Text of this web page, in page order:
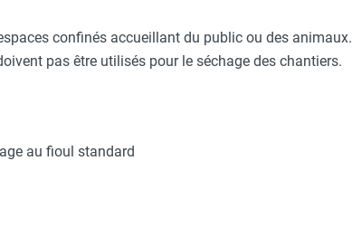
confinés accueillant du public ou des animaux.
pas être utilisés pour le séchage des chantiers.
au fioul standard